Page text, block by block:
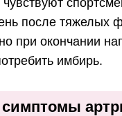
после тяжелых
при окончании
имбирь.
симптомы